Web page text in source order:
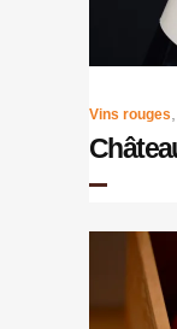
Vins rouges